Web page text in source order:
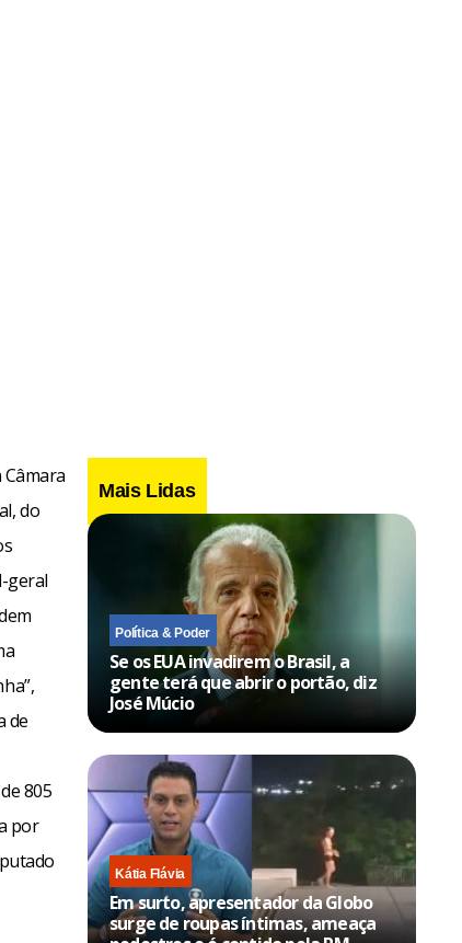
Câmara
do
geral
de
805
por
Mais Lidas
Política & Poder
Se os EUA invadirem o Brasil, a
gente terá que abrir o portão, diz
José Múcio
Kátia Flávia
Em surto, apresentador da Globo
surge de roupas íntimas, ameaça